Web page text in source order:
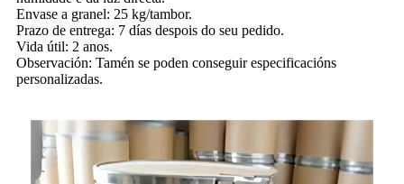
Envase a granel: 25 kg/tambor.
Prazo de entrega: 7 días despois do seu pedido.
Vida útil: 2 anos.
Observación: Tamén se poden conseguir especificacións
personalizadas.